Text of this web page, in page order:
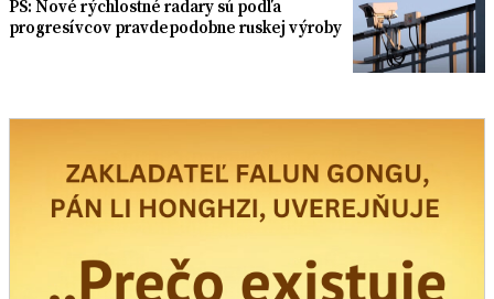
PS: Nové rýchlostné radary sú podľa
progresívcov pravdepodobne ruskej výroby